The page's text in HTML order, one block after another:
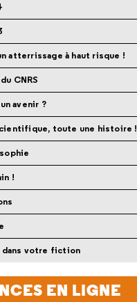
atterrissage à haut risque !
CNRS
avenir ?
toute une histoire !
!
dans votre fiction
EN LIGNE